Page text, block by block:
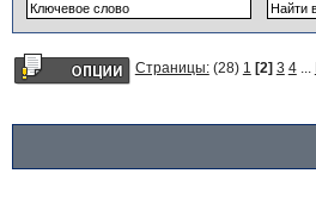
Страницы:(28) 1 [2] 3 4...